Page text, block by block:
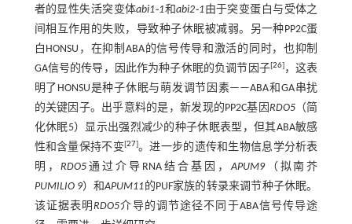
者的显性失活突变体abi1⁃1和abi2⁃1 由于突变蛋白与受体之
间相互作用的失败，导致种子休眠被减弱。另一种PP2C蛋
白HONSU，在抑制ABA的信号传导和激活的同时，也抑制
GA信号的传导，因此作为种子休眠的负调节因子[26]，这表
明了HONSU是种子休眠与萌发调节因素——ABA和GA串扰
的关键因子。出乎意料的是，新发现的PP2C基因RDO5（简
化休眠5）显示出强烈减少的种子休眠表型，但其ABA敏感
性和含量保持不变[27]。进一步的遗传和生物信息学分析表
明，RDO5 通过介导RNA结合基因，APUM9（拟南芥
PUMILIO 9）和APUM11 的PUF家族的转录来调节种子休眠。
该证据表明RDO5介导的调节途径不同于ABA信号传导途